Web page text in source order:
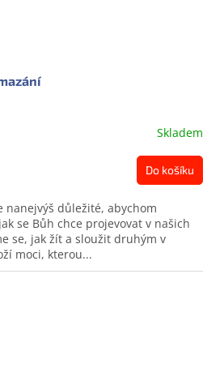
Skladem
Do košíku
nanejvýš důležité, abychom
se Bůh chce projevovat v našich
se, jak žít a sloužit druhým v
moci, kterou...